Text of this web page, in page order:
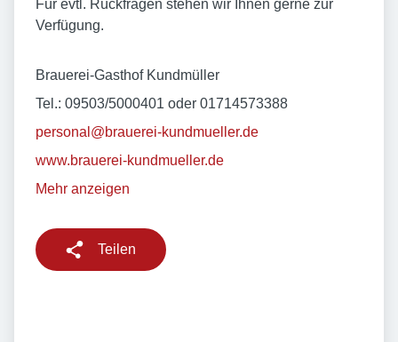
Für evtl. Rückfragen stehen wir Ihnen gerne zur
Verfügung.
Brauerei-Gasthof Kundmüller
Tel.: 09503/5000401 oder 01714573388
personal@brauerei-kundmueller.de
www.brauerei-kundmueller.de
Mehr anzeigen
Teilen